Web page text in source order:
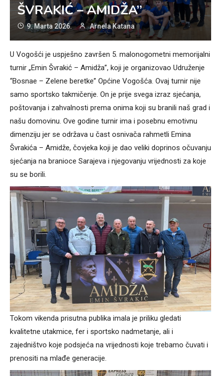
ŠVRAKIĆ – AMIDŽA”
9. Marta 2026. Arnela Katana
U Vogošći je uspješno završen 5. malonogometni memorijalni
turnir „Emin Švrakić – Amidža”, koji je organizovao Udruženje
“Bosnae – Zelene beretke” Općine Vogošća. Ovaj turnir nije
samo sportsko takmičenje. On je prije svega izraz sjećanja,
poštovanja i zahvalnosti prema onima koji su branili naš grad i
našu domovinu. Ove godine turnir ima i posebnu emotivnu
dimenziju jer se održava u čast osnivača rahmetli Emina
Švrakića – Amidže, čovjeka koji je dao veliki doprinos očuvanju
sjećanja na branioce Sarajeva i njegovanju vrijednosti za koje
su se borili.
Tokom vikenda prisutna publika imala je priliku gledati
kvalitetne utakmice, fer i sportsko nadmetanje, ali i
zajedništvo koje podsjeća na vrijednosti koje trebamo čuvati i
prenositi na mlađe generacije.